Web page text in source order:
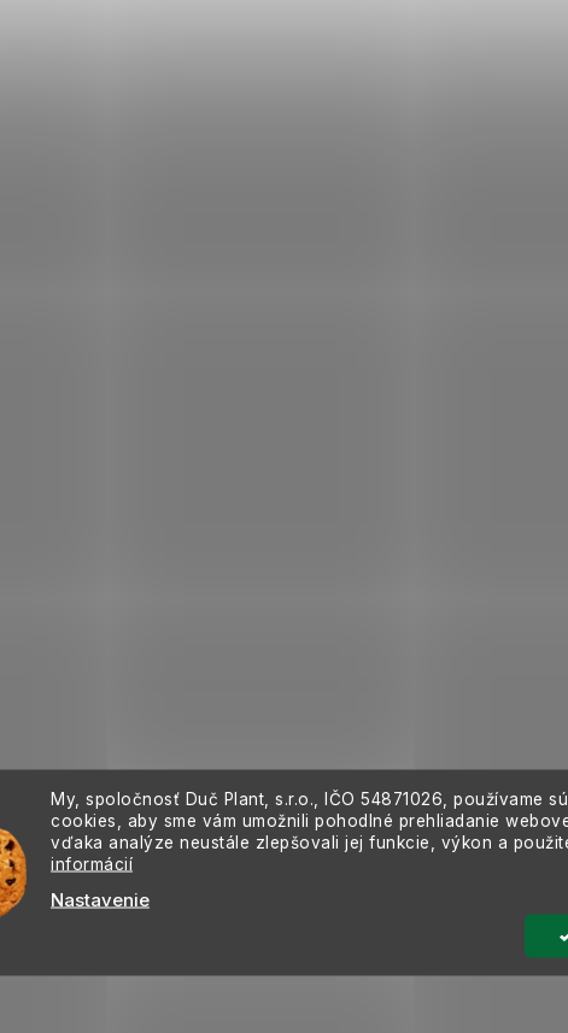
My, spoločnosť Duč Plant, s.r.o., IČO 54871026,
používame
cookies, aby sme vám umožnili pohodlné prehliadanie
vďaka analýze neustále zlepšovali jej funkcie, výkon a
informácií
Nastavenie